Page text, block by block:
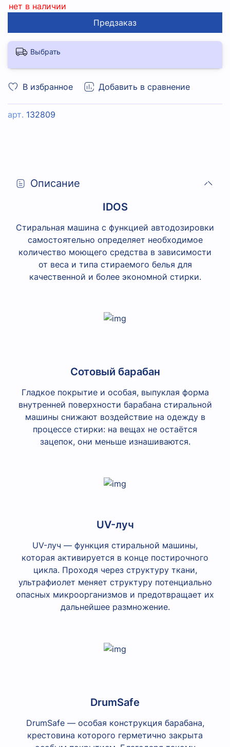
В избранное Добавить в сравнение
арт. 132809
нет в наличии
Предзаказ
Выбрать
Описание
IDOS
Стиральная машина с функцией автодозировки
самостоятельно определяет необходимое
количество моющего средства в зависимости
от веса и типа стираемого белья для
качественной и более экономной стирки.
Сотовый барабан
Гладкое покрытие и особая, выпуклая форма
внутренней поверхности барабана стиральной
машины снижают воздействие на одежду в
процессе стирки: на вещах не остаётся
зацепок, они меньше изнашиваются.
UV-луч
UV-луч — функция стиральной машины,
которая активируется в конце постирочного
цикла. Проходя через структуру ткани,
ультрафиолет меняет структуру потенциально
опасных микроорганизмов и предотвращает их
дальнейшее размножение.
DrumSafe
DrumSafe — особая конструкция барабана,
крестовина которого герметично закрыта